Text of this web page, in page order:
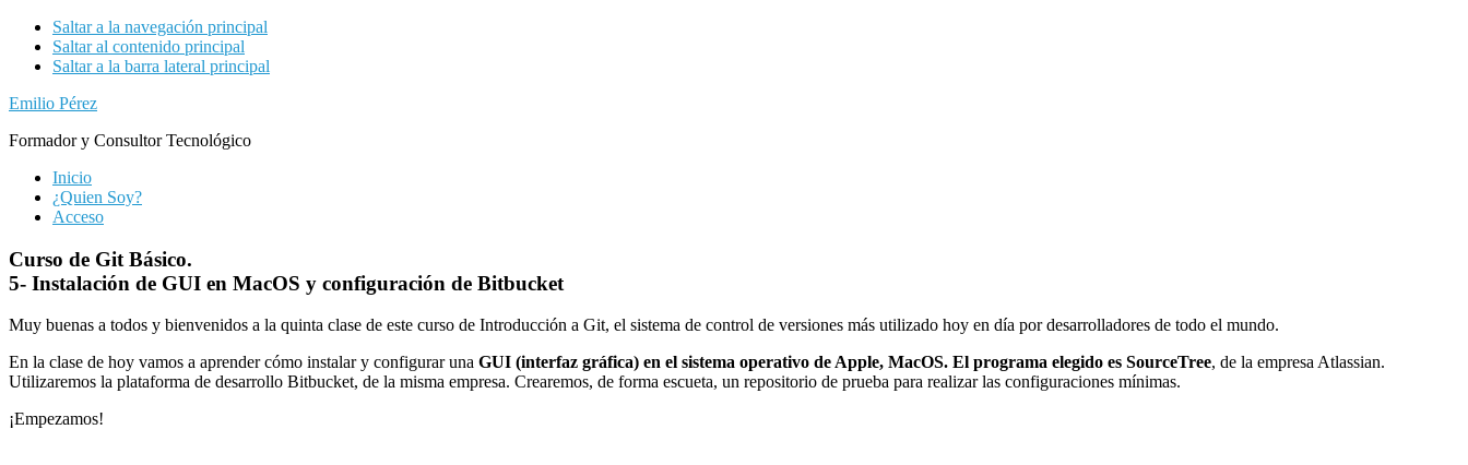
Saltar a la navegación principal
Saltar al contenido principal
Saltar a la barra lateral principal
Emilio Pérez
Formador y Consultor Tecnológico
Inicio
¿Quien Soy?
Acceso
Curso de Git Básico.
5- Instalación de GUI en MacOS y configuración de Bitbucket
Muy buenas a todos y bienvenidos a la quinta clase de este curso de Introducción a Git, el sistema de control de versiones más utilizado hoy en día por desarrolladores de todo el mundo.
En la clase de hoy vamos a aprender cómo instalar y configurar una GUI (interfaz gráfica) en el sistema operativo de Apple, MacOS. El programa elegido es SourceTree, de la empresa Atlassian.
Utilizaremos la plataforma de desarrollo Bitbucket, de la misma empresa. Crearemos, de forma escueta, un repositorio de prueba para realizar las configuraciones mínimas.
¡Empezamos!